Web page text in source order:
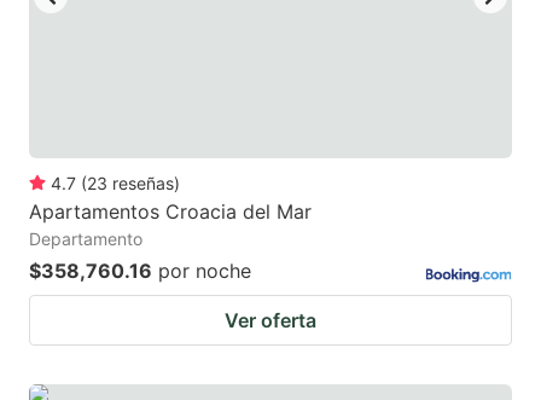
keyboard
shortcuts
for
changing
dates.
keyboard
dates.
4.7 (23 reseñas)
Apartamentos Croacia del Mar
Departamento
$358,760.16 por noche
Ver oferta